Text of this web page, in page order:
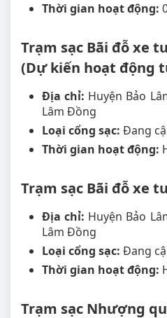
Thời gian hoạt động:
Trạm sạc Bãi đỗ xe
(Dự kiến hoạt động
Địa chỉ: Huyện Bảo
Lâm Đồng
Loại cổng sạc: Đang
Thời gian hoạt động:
Trạm sạc Bãi đỗ xe
Địa chỉ: Huyện Bảo
Lâm Đồng
Loại cổng sạc: Đang
Thời gian hoạt động:
Trạm sạc Nhượng